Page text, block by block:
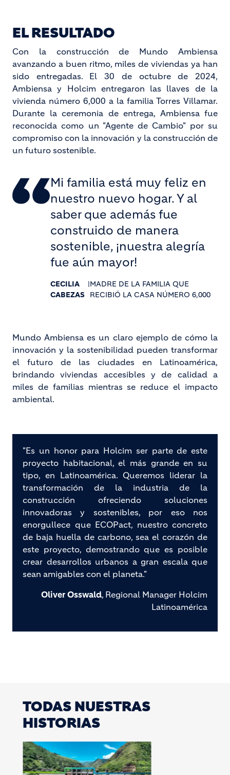
EL RESULTADO
Con la construcción de Mundo Ambiensa
avanzando a buen ritmo, miles de viviendas ya han
sido entregadas. El 30 de octubre de 2024,
Ambiensa y Holcim entregaron las llaves de la
vivienda número 6,000 a la familia Torres Villamar.
Durante la ceremonia de entrega, Ambiensa fue
reconocida como un "Agente de Cambio" por su
compromiso con la innovación y la construcción de
un futuro sostenible.
Mi familia está muy feliz en
nuestro nuevo hogar. Y al
saber que además fue
construido de manera
sostenible, ¡nuestra alegría
fue aún mayor!
CECILIA
CABEZAS
|MADRE DE LA FAMILIA QUE
RECIBIÓ LA CASA NÚMERO 6,000
Mundo Ambiensa es un claro ejemplo de cómo la
innovación y la sostenibilidad pueden transformar
el futuro de las ciudades en Latinoamérica,
brindando viviendas accesibles y de calidad a
miles de familias mientras se reduce el impacto
ambiental.
"Es un honor para Holcim ser parte de este
proyecto habitacional, el más grande en su
tipo, en Latinoamérica. Queremos liderar la
transformación de la industria de la
construcción ofreciendo soluciones
innovadoras y sostenibles, por eso nos
enorgullece que ECOPact, nuestro concreto
de baja huella de carbono, sea el corazón de
este proyecto, demostrando que es posible
crear desarrollos urbanos a gran escala que
sean amigables con el planeta."
Oliver Osswald, Regional Manager Holcim
Latinoamérica
TODAS NUESTRAS
HISTORIAS